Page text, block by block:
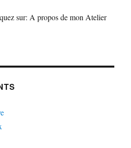
sur: A propos de mon Atelier